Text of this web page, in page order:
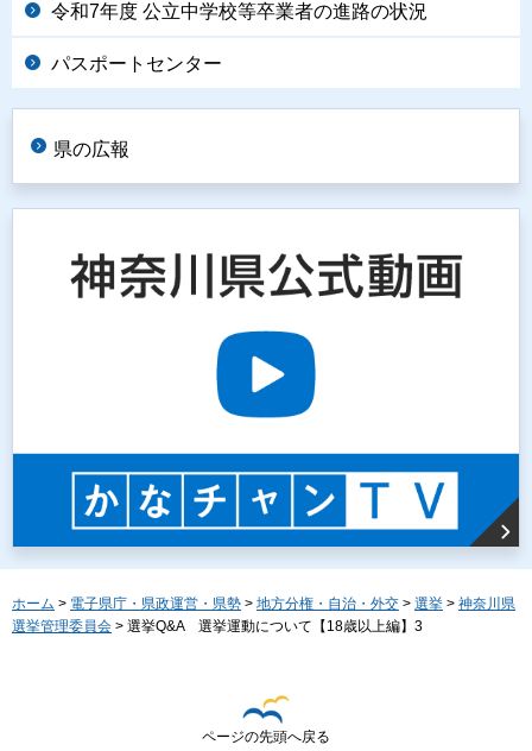
令和7年度 公立中学校等卒業者の進路の状況
パスポートセンター
県の広報
ホーム > 電子県庁・県政運営・県勢 > 地方分権・自治・外交 > 選挙 > 神奈川県
選挙管理委員会 > 選挙Q&A 選挙運動について【18歳以上編】3
ページの先頭へ戻る